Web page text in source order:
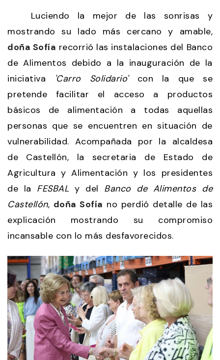
Luciendo la mejor de las sonrisas y
mostrando su lado más cercano y amable,
doña Sofía recorrió las instalaciones del Banco
de Alimentos debido a la inauguración de la
iniciativa
'Carro Solidario'con la que se
pretende facilitar el acceso a productos
básicos de alimentación a todas aquellas
personas que se encuentren en situación de
vulnerabilidad. Acompañada por la alcaldesa
de Castellón, la secretaria de Estado de
Agricultura y Alimentación y los presidentes
de la FESBAL y del Banco de Alimentos de
Castellón, doña Sofía no perdió detalle de las
explicación mostrando su compromiso
incansable con lo más desfavorecidos.